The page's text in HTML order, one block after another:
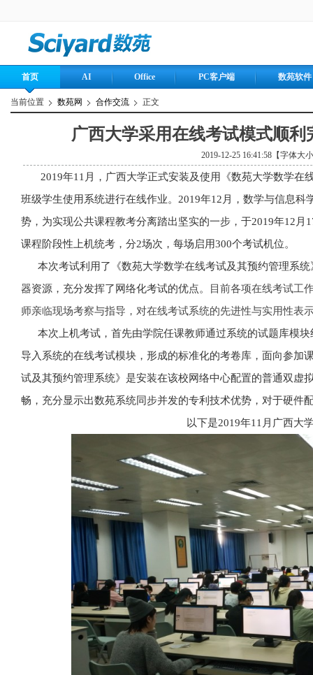
首页 AI Office PC客户端 数苑软件
当前位置 数苑网 合作交流 正文
广西大学采用在线考试模式顺
2019-12-25 16:41:58【字体大
2019年11月，广西大学正式安装及使用《数苑大学数学在
班级学生使用系统进行在线作业。2019年12月，数学与信息
势，为实现公共课程教考分离踏出坚实的一步，于2019年12月
课程阶段性上机统考，分2场次，每场启用300个考试机位。
本次考试利用了《数苑大学数学在线考试及其预约管理系
器资源，充分发挥了网络化考试的优点。
目前各项在线考试工
师亲临现场考察与指导，对在线考试系统的先进性与实用性表
本次上机考试，首先由学院任课教师通过系统的试题库模块
导入系统的在线考试模块，形成的标准化的考卷库，面向参加
试及其预约管理系统》是安装在该校网络中心配置的普通双虚
畅，充分显示出数苑系统同步并发的专利技术优势，对于硬件
以下是2019年11月广西大